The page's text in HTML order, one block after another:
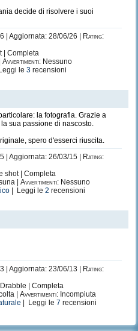
decide di risolvere i suoi
| Aggiornata: 28/06/26 |
Rating:
| Completa
Avvertimenti: Nessuno
le 3 recensioni
la fotografia. Grazie a
sua passione di nascosto.
spero d'esserci riuscita.
| Aggiornata: 26/03/15 |
Rating:
shot | Completa
| Avvertimenti: Nessuno
| Leggi le 2 recensioni
| Aggiornata: 23/06/13 |
Rating:
| Completa
| Avvertimenti: Incompiuta
| Leggi le 7 recensioni